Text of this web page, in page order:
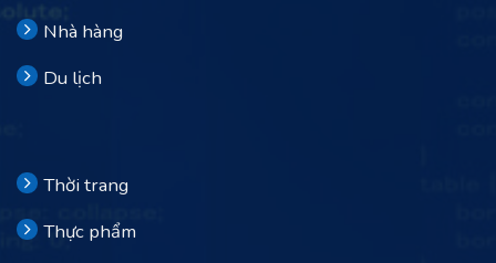
Nhà hàng
Du lịch
Thời trang
Thực phẩm